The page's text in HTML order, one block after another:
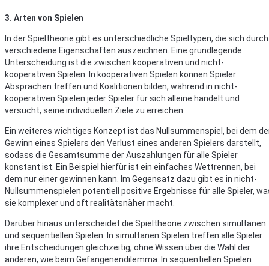
3. Arten von Spielen
In der Spieltheorie gibt es unterschiedliche Spieltypen, die sich durch
verschiedene Eigenschaften auszeichnen. Eine grundlegende
Unterscheidung ist die zwischen kooperativen und nicht-
kooperativen Spielen. In kooperativen Spielen können Spieler
Absprachen treffen und Koalitionen bilden, während in nicht-
kooperativen Spielen jeder Spieler für sich alleine handelt und
versucht, seine individuellen Ziele zu erreichen.
Ein weiteres wichtiges Konzept ist das Nullsummenspiel, bei dem
Gewinn eines Spielers den Verlust eines anderen Spielers darstellt,
sodass die Gesamtsumme der Auszahlungen für alle Spieler
konstant ist. Ein Beispiel hierfür ist ein einfaches Wettrennen, bei
dem nur einer gewinnen kann. Im Gegensatz dazu gibt es in nicht-
Nullsummenspielen potentiell positive Ergebnisse für alle Spieler,
sie komplexer und oft realitätsnäher macht.
Darüber hinaus unterscheidet die Spieltheorie zwischen simultanen
und sequentiellen Spielen. In simultanen Spielen treffen alle Spieler
ihre Entscheidungen gleichzeitig, ohne Wissen über die Wahl der
anderen, wie beim Gefangenendilemma. In sequentiellen Spielen